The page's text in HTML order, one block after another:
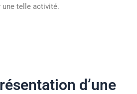
telle activité.
d’une